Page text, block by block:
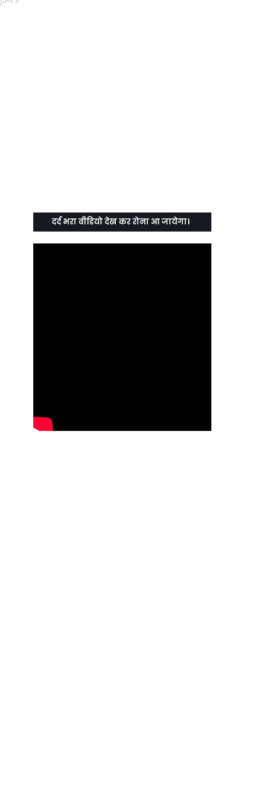
दर्द भरा वीडियो देख कर रोना आ जायेगा।